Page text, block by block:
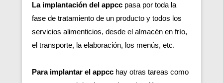
La implantación del appcc pasa por toda la
fase de tratamiento de un producto y todos los
servicios alimenticios, desde el almacén en frío,
el transporte, la elaboración, los menús, etc.
Para implantar el appcc hay otras tareas como